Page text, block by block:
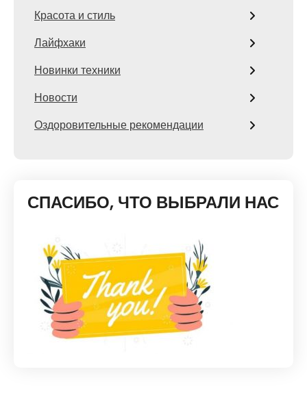
Красота и стиль
Лайфхаки
Новинки техники
Новости
Оздоровительные рекомендации
СПАСИБО, ЧТО ВЫБРАЛИ НАС